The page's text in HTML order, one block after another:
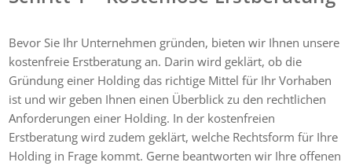
Bevor Sie Ihr Unternehmen gründen, bieten wir Ihnen unsere
kostenfreie Erstberatung an. Darin wird geklärt, ob die
Gründung einer Holding das richtige Mittel für Ihr Vorhaben
ist und wir geben Ihnen einen Überblick zu den rechtlichen
Anforderungen einer Holding. In der kostenfreien
Erstberatung wird zudem geklärt, welche Rechtsform für Ihre
Holding in Frage kommt. Gerne beantworten wir Ihre offenen